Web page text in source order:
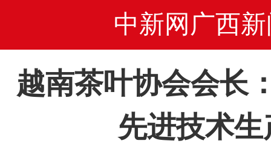
中新网广西新
越南茶叶协会会长
先进技术